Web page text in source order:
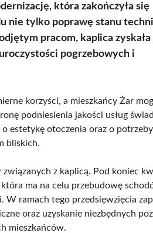
która zakończyła się
nie tylko poprawę stanu
pracom, kaplica
pogrzebowych i
korzyści, a mieszkańcy Żar
podniesienia jakości usług
estetykę otoczenia oraz o
bliskich.
z kaplicą. Pod koniec
ma na celu przebudowę
ramach tego przedsięwzięcia
oraz uzyskanie niezbędnych
mieszkańców.